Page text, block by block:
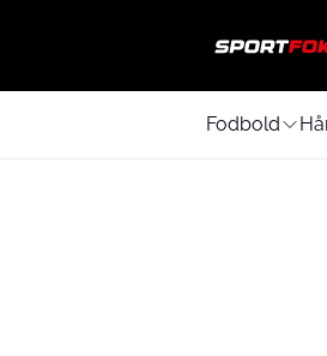
Fodbold